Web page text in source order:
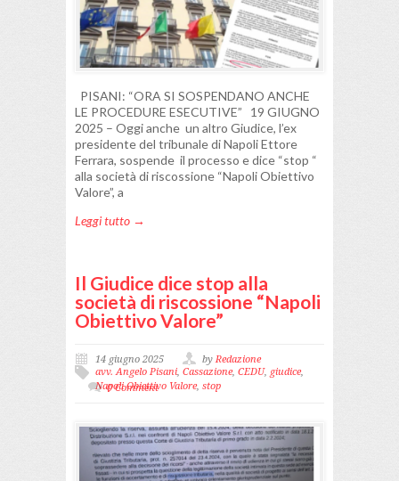
PISANI: “ORA SI SOSPENDANO ANCHE
LE PROCEDURE ESECUTIVE” 19 GIUGNO
2025 – Oggi anche un altro Giudice, l’ex
presidente del tribunale di Napoli Ettore
Ferrara, sospende il processo e dice “stop “
alla società di riscossione “Napoli Obiettivo
Valore”, a
Leggi tutto →
Il Giudice dice stop alla
società di riscossione “Napoli
Obiettivo Valore”
14 giugno 2025 byRedazione
avv. Angelo Pisani, Cassazione, CEDU, giudice,
Napoli Obiettivo Valore, stop
0 Comment